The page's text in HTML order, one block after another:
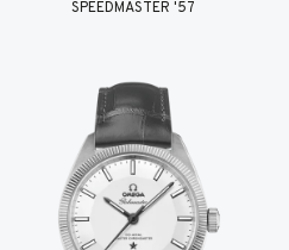
SPEEDMASTER '57